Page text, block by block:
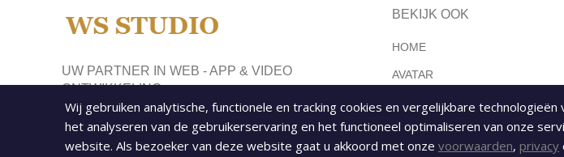
UW PARTNER IN WEB - APP & VIDEO
ONTWIKKELING
ADRES: Kast. Osenstr. 31, 6043 HW Roermond
(bezoek enkel via afspraak bevestiging)
BEKIJK OOK
HOME
AVATAR
AVG GDPR
CONTACT
Wij gebruiken analytische, functionele en tracking cookies en vergelijkbare technologieën
het analyseren van de gebruikerservaring en het functioneel optimaliseren van onze
website. Als bezoeker van deze website gaat u akkoord met onze voorwaarden, privacy